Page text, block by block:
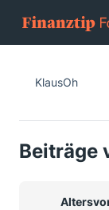
KlausOh
Beiträge